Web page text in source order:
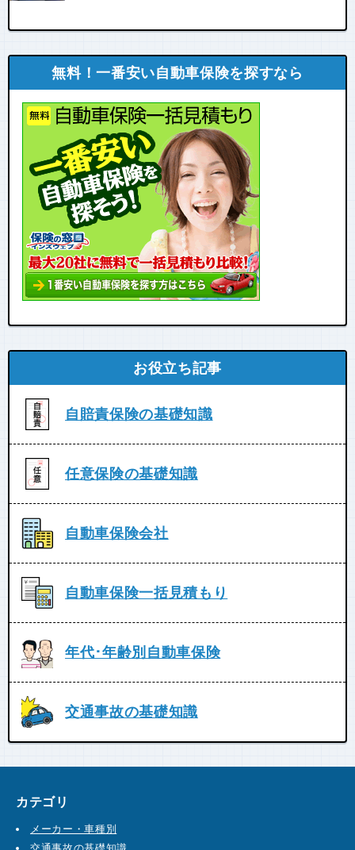
無料！一番安い自動車保険を探すなら
お役立ち記事
自賠責保険の基礎知識
任意保険の基礎知識
自動車保険会社
自動車保険一括見積もり
年代･年齢別自動車保険
交通事故の基礎知識
カテゴリ
メーカー・車種別
交通事故の基礎知識